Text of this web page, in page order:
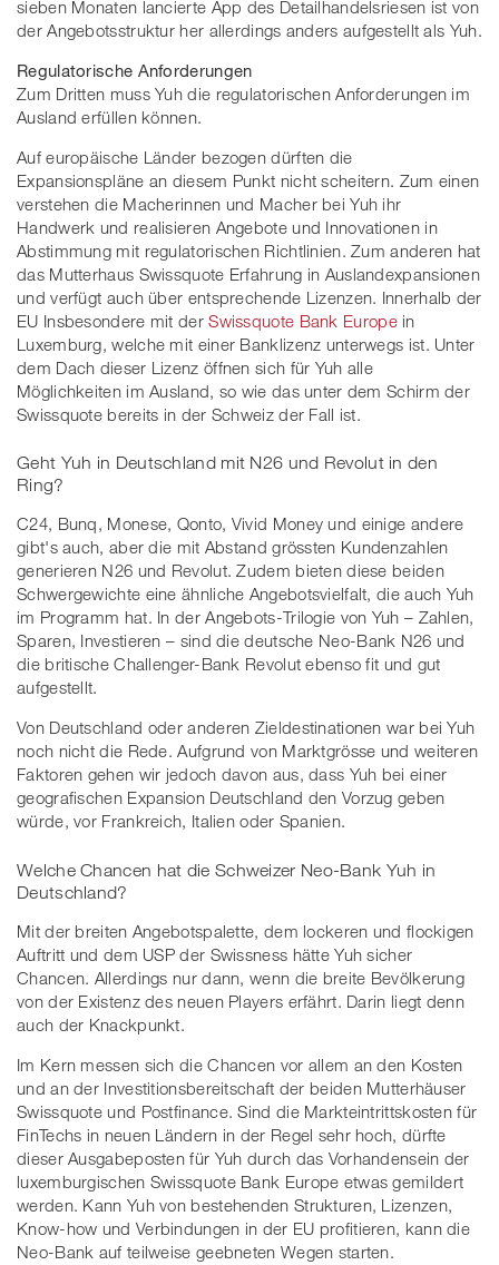
sieben Monaten lancierte App des Detailhandelsriesen ist von
der Angebotsstruktur her allerdings anders aufgestellt als Yuh.
Regulatorische Anforderungen
Zum Dritten muss Yuh die regulatorischen Anforderungen im
Ausland erfüllen können.
Auf europäische Länder bezogen dürften die
Expansionspläne an diesem Punkt nicht scheitern. Zum einen
verstehen die Macherinnen und Macher bei Yuh ihr
Handwerk und realisieren Angebote und Innovationen in
Abstimmung mit regulatorischen Richtlinien. Zum anderen hat
das Mutterhaus Swissquote Erfahrung in Auslandexpansionen
und verfügt auch über entsprechende Lizenzen. Innerhalb der
EU Insbesondere mit derSwissquote Bank Europein
Luxemburg, welche mit einer Banklizenz unterwegs ist. Unter
dem Dach dieser Lizenz öffnen sich für Yuh alle
Möglichkeiten im Ausland, so wie das unter dem Schirm der
Swissquote bereits in der Schweiz der Fall ist.
Geht Yuh in Deutschland mit N26 und Revolut in den
Ring?
C24, Bunq, Monese, Qonto, Vivid Money und einige andere
gibt's auch, aber die mit Abstand grössten Kundenzahlen
generieren N26 und Revolut. Zudem bieten diese beiden
Schwergewichte eine ähnliche Angebotsvielfalt, die auch Yuh
im Programm hat. In der Angebots-Trilogie von Yuh – Zahlen,
Sparen, Investieren – sind die deutsche Neo-Bank N26 und
die britische Challenger-Bank Revolut ebenso fit und gut
aufgestellt.
Von Deutschland oder anderen Zieldestinationen war bei Yuh
noch nicht die Rede. Aufgrund von Marktgrösse und weiteren
Faktoren gehen wir jedoch davon aus, dass Yuh bei einer
geografischen Expansion Deutschland den Vorzug geben
würde, vor Frankreich, Italien oder Spanien.
Welche Chancen hat die Schweizer Neo-Bank Yuh in
Deutschland?
Mit der breiten Angebotspalette, dem lockeren und flockigen
Auftritt und dem USP der Swissness hätte Yuh sicher
Chancen. Allerdings nur dann, wenn die breite Bevölkerung
von der Existenz des neuen Players erfährt. Darin liegt denn
auch der Knackpunkt.
Im Kern messen sich die Chancen vor allem an den Kosten
und an der Investitionsbereitschaft der beiden Mutterhäuser
Swissquote und Postfinance. Sind die Markteintrittskosten für
FinTechs in neuen Ländern in der Regel sehr hoch, dürfte
dieser Ausgabeposten für Yuh durch das Vorhandensein der
luxemburgischen Swissquote Bank Europe etwas gemildert
werden. Kann Yuh von bestehenden Strukturen, Lizenzen,
Know-how und Verbindungen in der EU profitieren, kann die
Neo-Bank auf teilweise geebneten Wegen starten.